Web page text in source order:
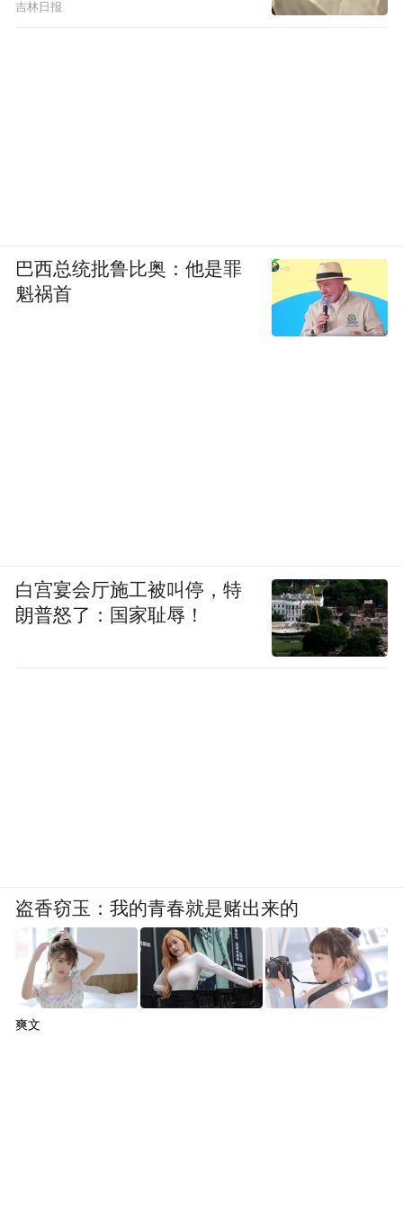
吉林日报
巴西总统批鲁比奥：他是罪
魁祸首
白宫宴会厅施工被叫停，特
朗普怒了：国家耻辱！
盗香窃玉：我的青春就是赌出来的
爽文